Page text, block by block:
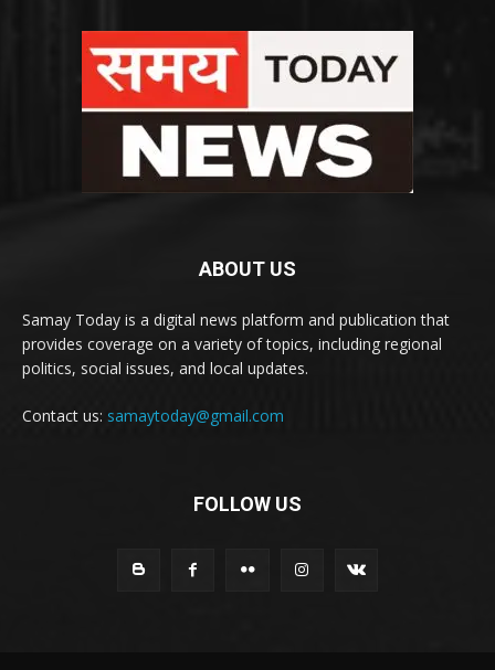
ABOUT US
Samay Today is a digital news platform and publication that
provides coverage on a variety of topics, including regional
politics, social issues, and local updates.
Contact us: samaytoday@gmail.com
FOLLOW US